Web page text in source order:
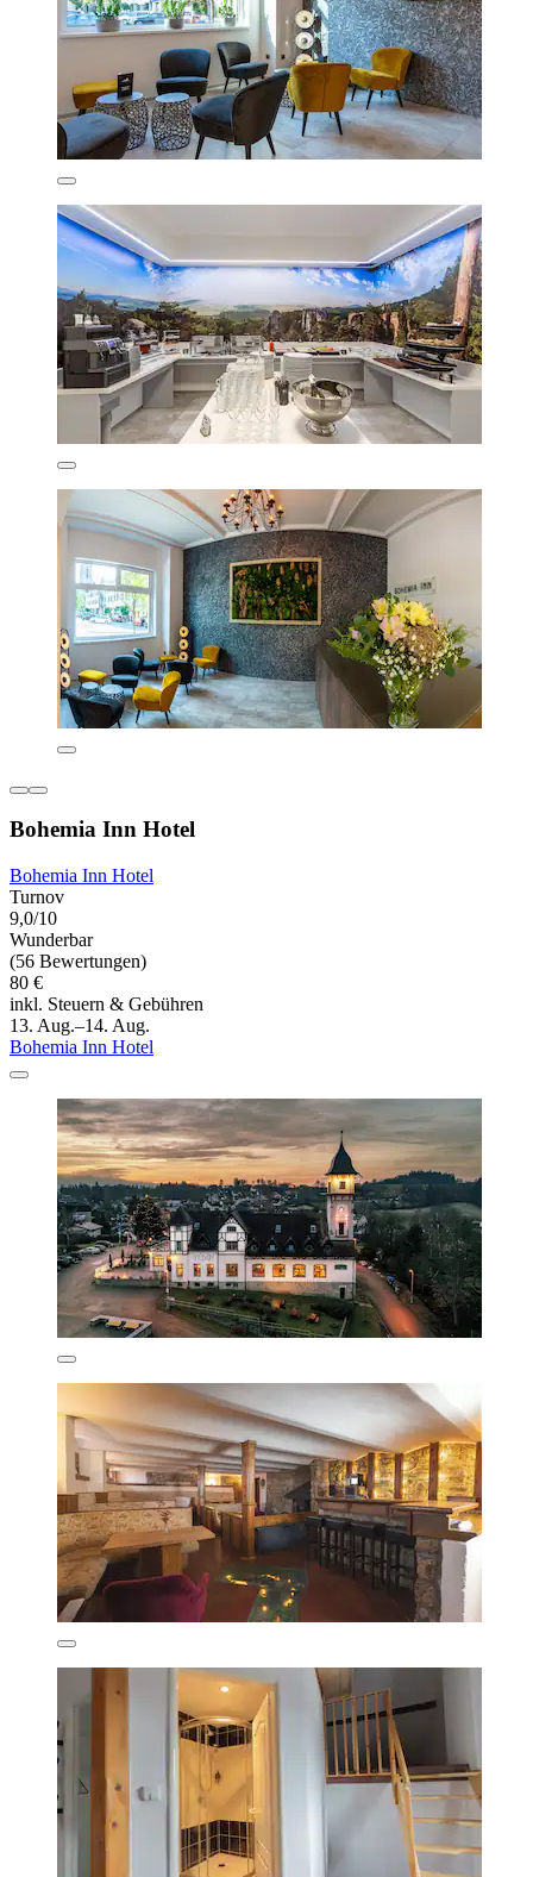
Bohemia Inn Hotel
Bohemia Inn Hotel
Turnov
9,0/10
Wunderbar
(56 Bewertungen)
80 €
inkl. Steuern & Gebühren
13. Aug.–14. Aug.
Bohemia Inn Hotel